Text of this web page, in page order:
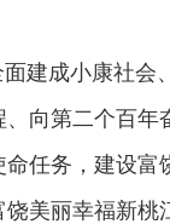
建成小康社
向第二个百
任务，建设
美丽幸福新桃